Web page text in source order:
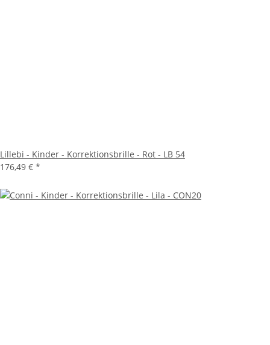
Lillebi - Kinder - Korrektionsbrille - Rot - LB 54
176,49 € *